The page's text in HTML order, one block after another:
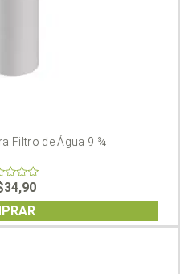
Filtro de Água 9 ¾
34,90